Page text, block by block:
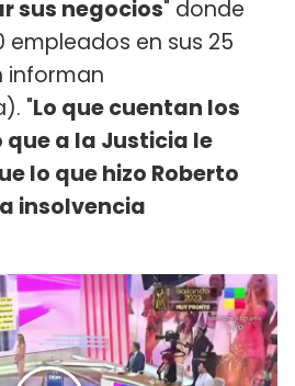
sus negocios" donde
en sus 25
informan
"Lo que cuentan los
a la Justicia le
lo que hizo Roberto
insolvencia